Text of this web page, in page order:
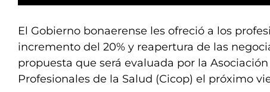
El Gobierno bonaerense les ofreció a los
incremento del 20% y reapertura de las
propuesta que será evaluada por la
Profesionales de la Salud (Cicop) el próximo